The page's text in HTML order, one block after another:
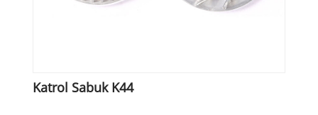
Katrol Sabuk K44